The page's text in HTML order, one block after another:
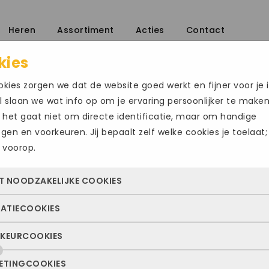
Heren Assortiment Acties Contact
Home
grote-
zorgen we dat de website goed werkt en fijner voor je
slaan we wat info op om je ervaring persoonlijker te
het gaat niet om directe identificatie, maar om handige
en voorkeuren. Jij bepaalt zelf welke cookies je toelaat;
NOODZAKELIJKE COOKIES
cookies zorgen ervoor dat de website überhaupt werkt. Ze
actief en kunnen niet worden uitgezet. Meestal worden
geplaatst als jij iets doet, zoals inloggen, een formulier
opslaan. Je kunt je browser zo instellen
cookies zien we hoe vaak onze site bezocht wordt, waar
vandaan komen en welke pagina’s populair zijn. Zo